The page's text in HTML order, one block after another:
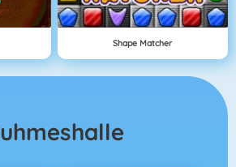
Shape Matcher
Ruhmeshalle